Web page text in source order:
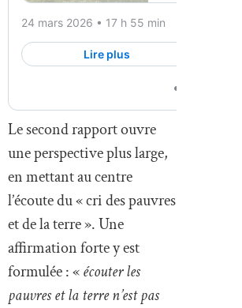
Le second rapport ouvre
une perspective plus large,
en mettant au centre
l’écoute du « cri des pauvres
et de la terre ». Une
affirmation forte y est
formulée : «écouter les
pauvres et la terre n’est pas